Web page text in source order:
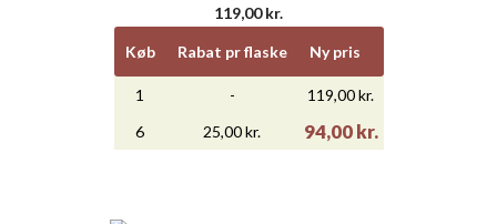
119,00 kr.
Køb Rabat pr flaske Ny pris
1 -
119,00 kr.
6
25,00 kr. 94,00 kr.